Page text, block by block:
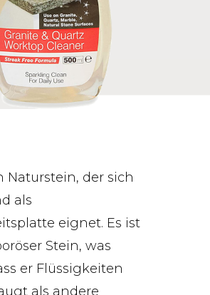
Naturstein, der sich
als
eignet. Es ist
Stein, was
er Flüssigkeiten
als andere